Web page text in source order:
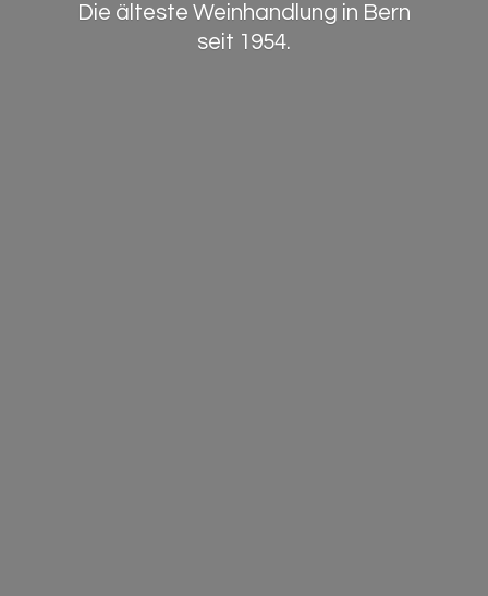
Die älteste Weinhandlung in Bern
seit 1954.